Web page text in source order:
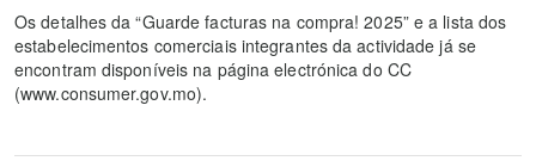
Os detalhes da “Guarde facturas na compra! 2025” e a lista dos
estabelecimentos comerciais integrantes da actividade já se
encontram disponíveis na página electrónica do CC
(www.consumer.gov.mo).